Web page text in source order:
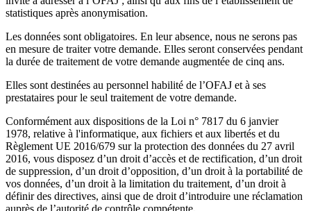
statistiques après anonymisation.
Les données sont obligatoires. En leur absence, nous ne serons pas
en mesure de traiter votre demande. Elles seront conservées pendant
la durée de traitement de votre demande augmentée de cinq ans.
Elles sont destinées au personnel habilité de l’OFAJ et à ses
prestataires pour le seul traitement de votre demande.
Conformément aux dispositions de la Loi n° 7817 du 6 janvier
1978, relative à l'informatique, aux fichiers et aux libertés et du
Règlement UE 2016/679 sur la protection des données du 27 avril
2016, vous disposez d’un droit d’accès et de rectification, d’un droit
de suppression, d’un droit d’opposition, d’un droit à la portabilité de
vos données, d’un droit à la limitation du traitement, d’un droit à
définir des directives, ainsi que de droit d’introduire une réclamation
auprès de l’autorité de contrôle compétente.